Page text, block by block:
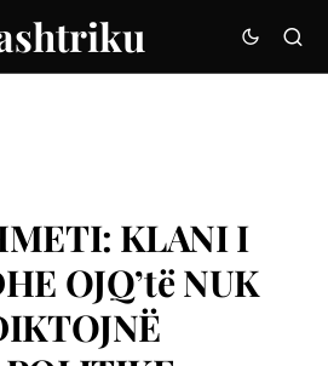
KLANI I
OJQ’të NUK